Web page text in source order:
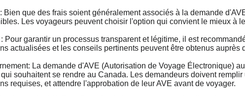
Bien que des frais soient généralement associés à la demande
Les voyageurs peuvent choisir l'option qui convient le mieux à
Pour garantir un processus transparent et légitime, il est
actualisées et les conseils pertinents peuvent être obtenus
La demande d'AVE (Autorisation de Voyage Électronique)
souhaitent se rendre au Canada. Les demandeurs doivent
requises, et attendre l'approbation de leur AVE avant de voyager.